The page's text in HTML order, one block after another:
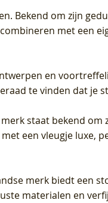
Bekend om zijn
met een
en
te vinden dat je
staat bekend
een vleugje luxe,
merk biedt een
materialen en